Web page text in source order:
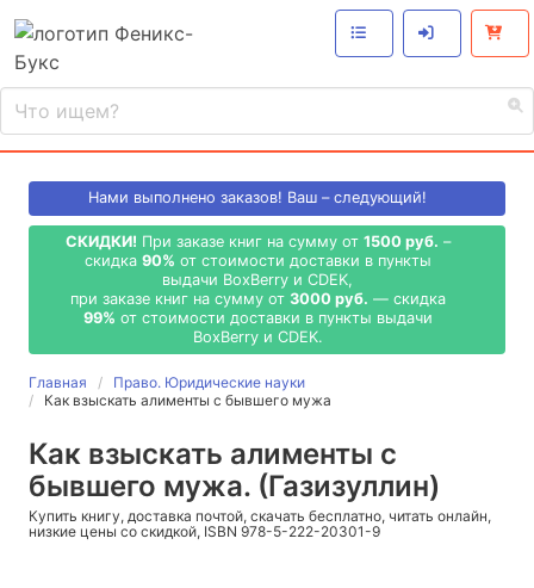
Нами выполнено заказов! Ваш – следующий!
СКИДКИ! При заказе книг на сумму от 1500 руб. –
скидка 90% от стоимости доставки в пункты
выдачи BoxBerry и CDEK,
при заказе книг на сумму от 3000 руб. — скидка
99% от стоимости доставки в пункты выдачи
BoxBerry и CDEK.
Главная
Право. Юридические науки
Как взыскать алименты с бывшего мужа
Как взыскать алименты с
бывшего мужа. (Газизуллин)
Купить книгу, доставка почтой, скачать бесплатно, читать онлайн,
низкие цены со скидкой, ISBN 978-5-222-20301-9